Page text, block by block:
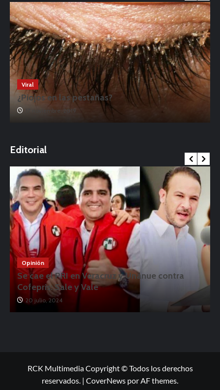
Viral
¿Piojos en las pestañas?
17 noviembre, 2019
Editorial
Opinión
Se cae el PRI en Veracruz y Unánue contra
Cofepris: Sale y Vale
20 julio, 2024
RCK Multimedia Copyright © Todos los derechos
reservados. | CoverNews por AF themes.